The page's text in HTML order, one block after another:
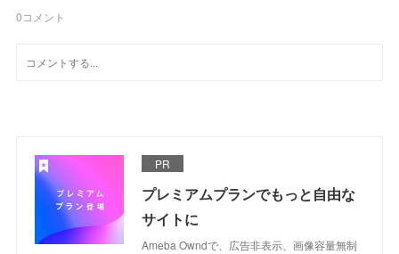
0コメント
PR
プレミアムプランでもっと自由な
サイトに
Ameba Owndで、広告非表示、画像容量無制